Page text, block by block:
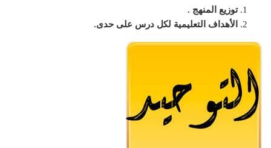
توزيع المنهج .
الأهداف التعليمية لكل درس على حدى.